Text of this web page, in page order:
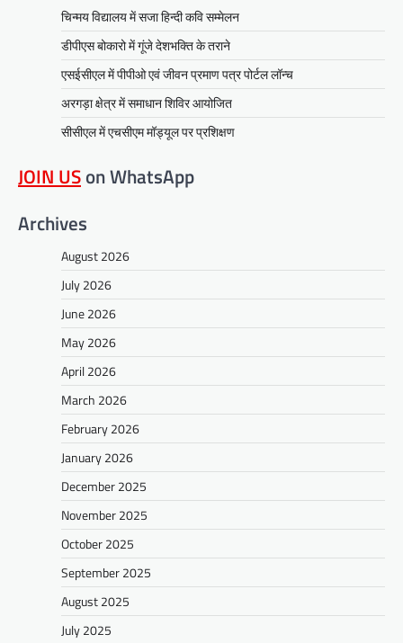
चिन्मय विद्यालय में सजा हिन्दी कवि सम्मेलन
डीपीएस बोकारो में गूंजे देशभक्ति के तराने
एसईसीएल में पीपीओ एवं जीवन प्रमाण पत्र पोर्टल लॉन्च
अरगड़ा क्षेत्र में समाधान शिविर आयोजित
सीसीएल में एचसीएम मॉड्यूल पर प्रशिक्षण
JOIN USon WhatsApp
Archives
August 2026
July 2026
June 2026
May 2026
April 2026
March 2026
February 2026
January 2026
December 2025
November 2025
October 2025
September 2025
August 2025
July 2025